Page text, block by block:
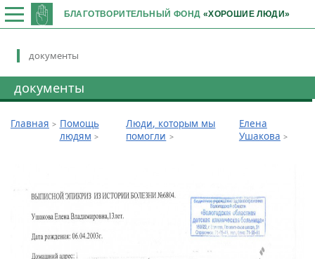
БЛАГОТВОРИТЕЛЬНЫЙ ФОНД «ХОРОШИЕ ЛЮДИ»
документы
документы
Главная
Помощь
людям
Люди, которым мы
помогли
Елена
Ушакова